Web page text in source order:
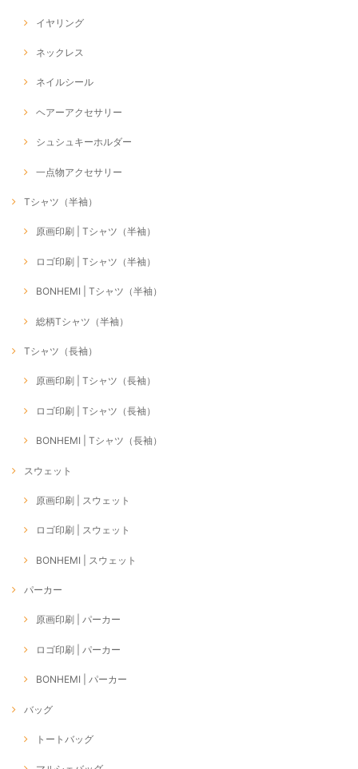
イヤリング
ネックレス
ネイルシール
ヘアーアクセサリー
シュシュキーホルダー
一点物アクセサリー
Tシャツ（半袖）
原画印刷 | Tシャツ（半袖）
ロゴ印刷 | Tシャツ（半袖）
BONHEMI | Tシャツ（半袖）
総柄Tシャツ（半袖）
Tシャツ（長袖）
原画印刷 | Tシャツ（長袖）
ロゴ印刷 | Tシャツ（長袖）
BONHEMI | Tシャツ（長袖）
スウェット
原画印刷 | スウェット
ロゴ印刷 | スウェット
BONHEMI | スウェット
パーカー
原画印刷 | パーカー
ロゴ印刷 | パーカー
BONHEMI | パーカー
バッグ
トートバッグ